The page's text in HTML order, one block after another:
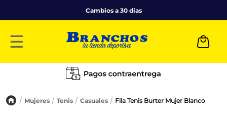
Cambios a 30 días
☰
Mujeres Tenis Casuales Fila Tenis Burter Mujer Blanco